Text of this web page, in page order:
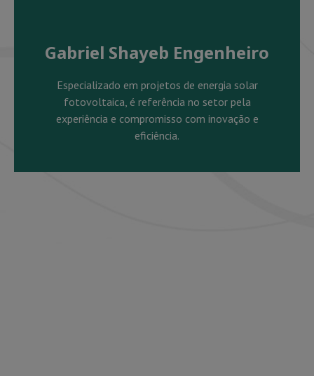
Gabriel Shayeb Engenheiro
Especializado em projetos de energia solar
fotovoltaica, é referência no setor pela
experiência e compromisso com inovação e
eficiência.